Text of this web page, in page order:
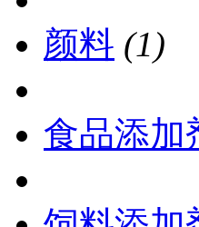
颜料 (1)
食品添加